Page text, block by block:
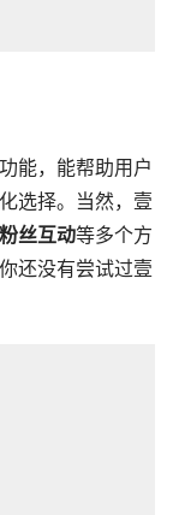
功能，能帮助用户
选择。当然，壹
丝互动等多个方
还没有尝试过壹